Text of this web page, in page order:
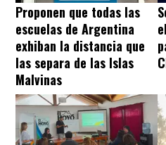
Proponen que todas las
escuelas de Argentina
exhiban la distancia que
las separa de las Islas
Malvinas